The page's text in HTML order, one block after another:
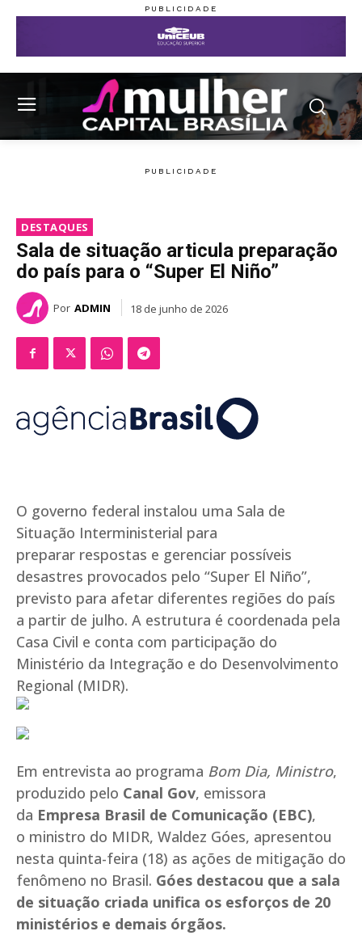
DESTAQUES
Sala de situação articula preparação
do país para o “Super El Niño”
Por ADMIN 18 de junho de 2026
O governo federal instalou uma Sala de
Situação Interministerial para
preparar respostas e gerenciar possíveis
desastres provocados pelo “Super El Niño”,
previsto para afetar diferentes regiões do país
a partir de julho. A estrutura é coordenada pela
Casa Civil e conta com participação do
Ministério da Integração e do Desenvolvimento
Regional (MIDR).
Em entrevista ao programa Bom Dia, Ministro,
produzido pelo Canal Gov, emissora
da Empresa Brasil de Comunicação (EBC),
o ministro do MIDR, Waldez Góes, apresentou
nesta quinta-feira (18) as ações de mitigação do
fenômeno no Brasil. Góes destacou que a sala
de situação criada unifica os esforços de 20
ministérios e demais órgãos.